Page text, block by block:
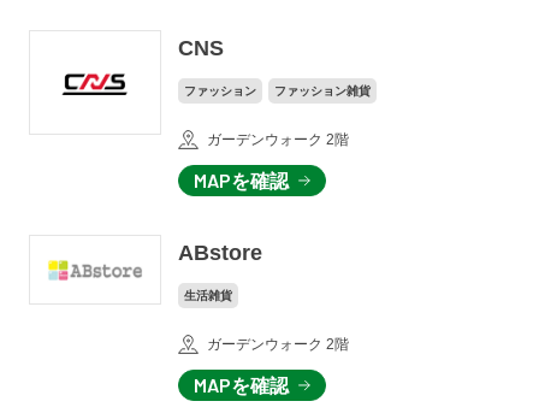
CNS
ファッション ファッション雑貨
ガーデンウォーク 2階
MAPを確認
ABstore
生活雑貨
ガーデンウォーク 2階
MAPを確認